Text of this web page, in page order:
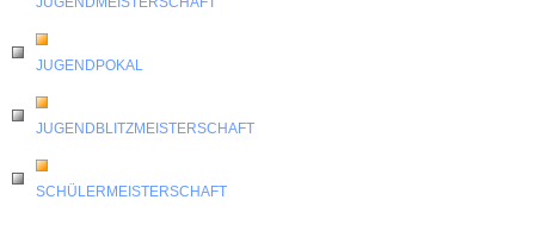
JUGENDPOKAL
JUGENDBLITZMEISTERSCHAFT
SCHÜLERMEISTERSCHAFT